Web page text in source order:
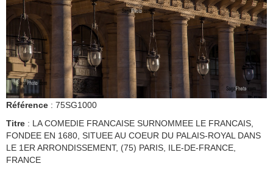
Référence : 75SG1000
Titre : LA COMEDIE FRANCAISE SURNOMMEE LE FRANCAIS,
FONDEE EN 1680, SITUEE AU COEUR DU PALAIS-ROYAL DANS
LE 1ER ARRONDISSEMENT, (75) PARIS, ILE-DE-FRANCE,
FRANCE